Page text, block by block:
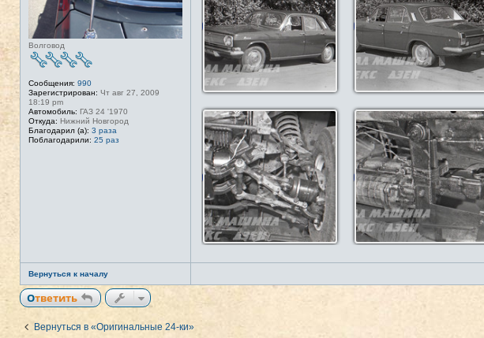
Волговод
Сообщения: 990
Зарегистрирован: Чт авг 27, 2009
18:19 pm
Автомобиль: ГАЗ 24 '1970
Откуда: Нижний Новгород
Благодарил (а): 3 раза
Поблагодарили: 25 раз
Вернуться к началу
Ответить
Вернуться в «Оригинальные 24-ки»